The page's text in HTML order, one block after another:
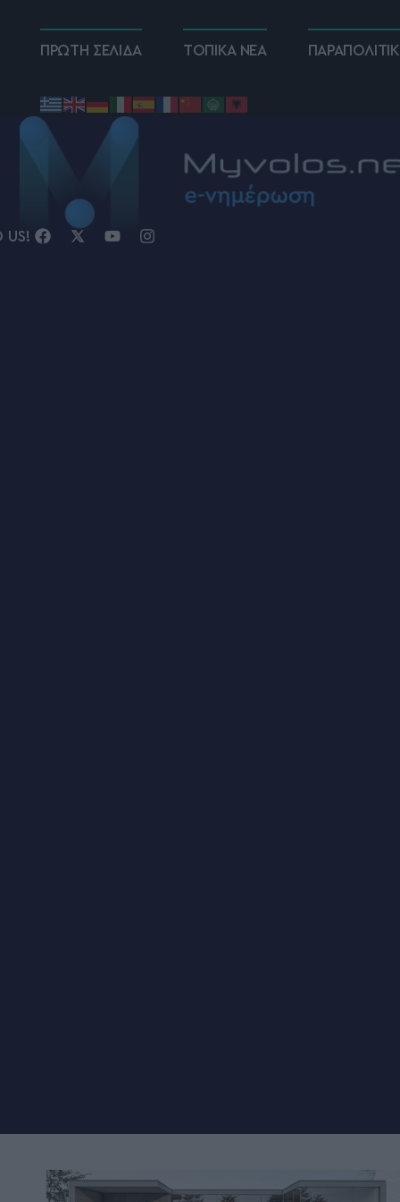
ΠΡΩΤΗ ΣΕΛΙΔΑ ΤΟΠΙΚΑ ΝΕΑ
US!